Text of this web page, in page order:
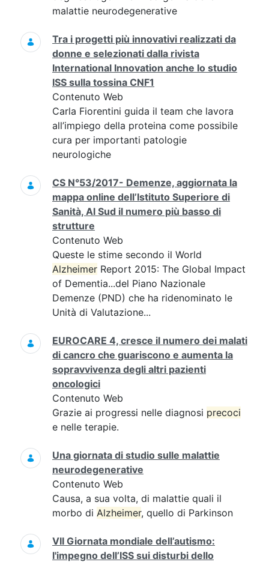
malattie neurodegenerative
Tra i progetti più innovativi realizzati da
donne e selezionati dalla rivista
International Innovation anche lo studio
ISS sulla tossina CNF1
Contenuto Web
Carla Fiorentini guida il team che lavora
all’impiego della proteina come possibile
cura per importanti patologie
neurologiche
CS N°53/2017- Demenze, aggiornata la
mappa online dell’Istituto Superiore di
Sanità, Al Sud il numero più basso di
strutture
Contenuto Web
Queste le stime secondo il World
Alzheimer Report 2015: The Global Impact
of Dementia...del Piano Nazionale
Demenze (PND) che ha ridenominato le
Unità di Valutazione...
EUROCARE 4, cresce il numero dei malati
di cancro che guariscono e aumenta la
sopravvivenza degli altri pazienti
oncologici
Contenuto Web
Grazie ai progressi nelle diagnosi precoci
e nelle terapie.
Una giornata di studio sulle malattie
neurodegenerative
Contenuto Web
Causa, a sua volta, di malattie quali il
morbo di Alzheimer, quello di Parkinson
VII Giornata mondiale dell’autismo:
l'impegno dell’ISS sui disturbi dello